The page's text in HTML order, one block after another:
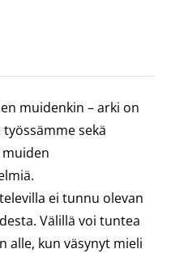
muidenkin – arki on
sekä
ei tunnu olevan
Välillä voi tuntea
alle, kun väsynyt mieli